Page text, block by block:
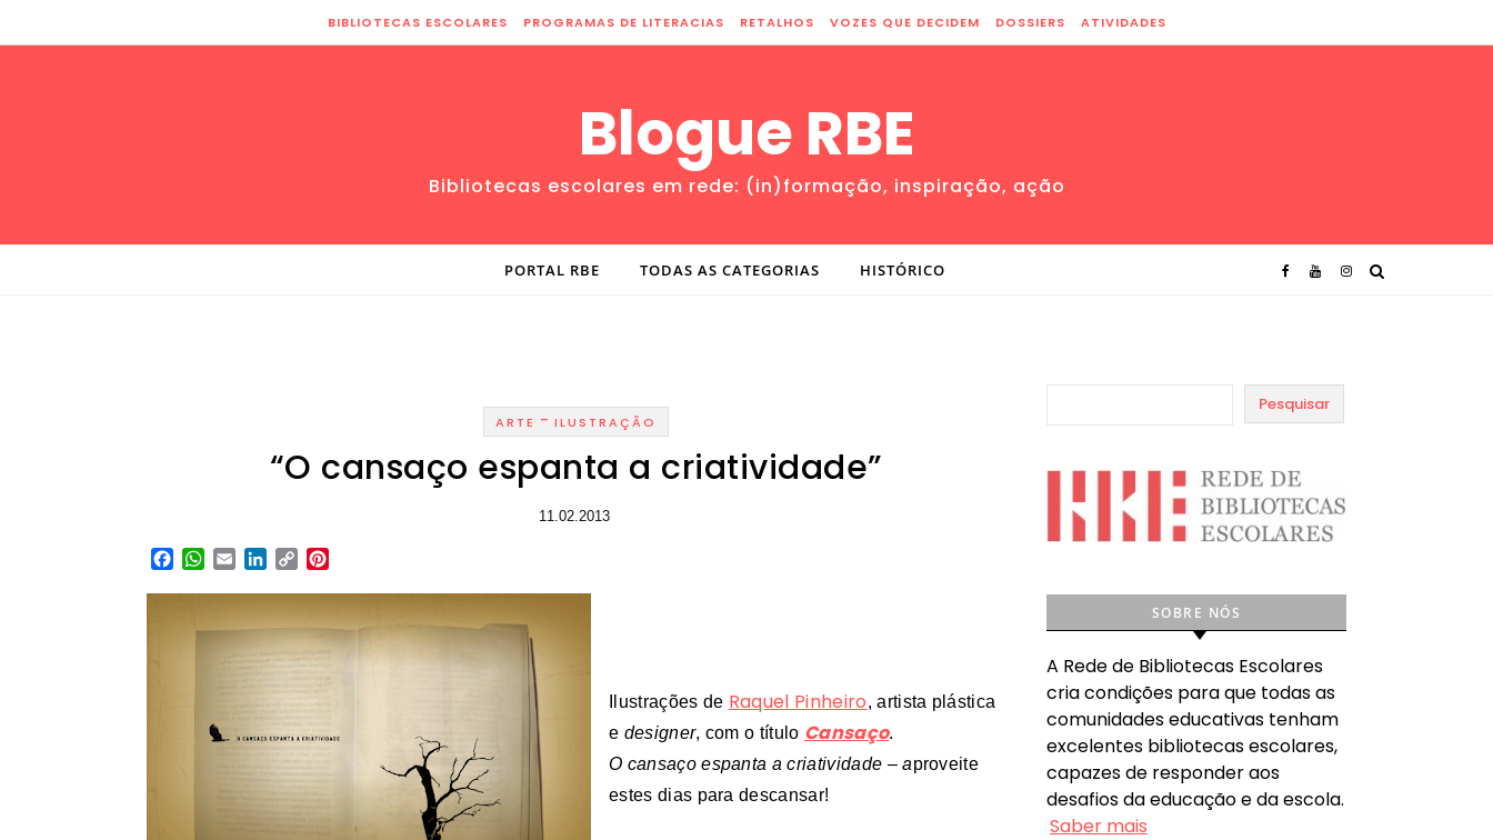
BIBLIOTECAS ESCOLARES PROGRAMAS DE LITERACIAS RETALHOS VOZES QUE DECIDEM DOSSIERS ATIVIDADES
Blogue RBE
Bibliotecas escolares em rede: (in)formação, inspiração, ação
PORTAL RBE TODAS AS CATEGORIAS HISTÓRICO
ARTE - ILUSTRAÇÃO
“O cansaço espanta a criatividade”
11.02.2013
Facebook
WhatsApp
EmailLinkedIn
Copy
Ilustrações de Raquel Pinheiro, artista plástica
e designer, com o título Cansaço.
O cansaço espanta a criatividade – aproveite
estes dias para descansar!
Pesquisar
SOBRE NÓS
A Rede de Bibliotecas Escolares
cria condições para que todas as
comunidades educativas tenham
excelentes bibliotecas escolares,
capazes de responder aos
desafios da educação e da escola.
Saber mais